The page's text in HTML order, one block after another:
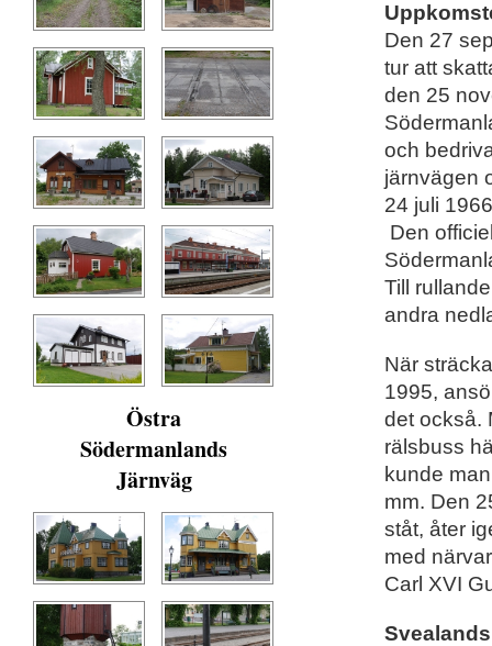
Den 27
tur att
den 25
och
järnvägen
24 juli
Den
Till
andra
När
1995,
det också.
rälsbuss
kunde
mm. Den
ståt, åter
med
Carl XVI
Östra
Södermanlands
Järnväg